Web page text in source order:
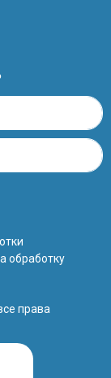
обработку
права